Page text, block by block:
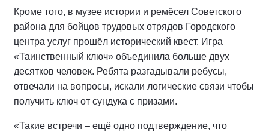
Кроме того, в музее истории и ремёсел Советского
района для бойцов трудовых отрядов Городского
центра услуг прошёл исторический квест. Игра
«Таинственный ключ» объединила больше двух
десятков человек. Ребята разгадывали ребусы,
отвечали на вопросы, искали логические связи чтобы
получить ключ от сундука с призами.
«Такие встречи – ещё одно подтверждение, что